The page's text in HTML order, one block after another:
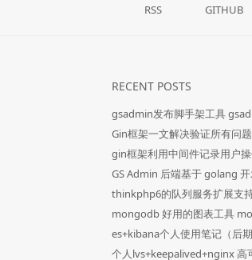
RSS GITHUB
RECENT POSTS
Gin框架一文解决验证所有问题